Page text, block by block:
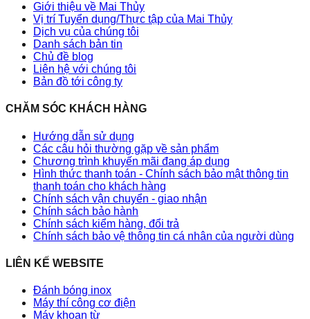
Giới thiệu về Mai Thủy
Vị trí Tuyển dụng/Thực tập của Mai Thủy
Dịch vụ của chúng tôi
Danh sách bản tin
Chủ đề blog
Liên hệ với chúng tôi
Bản đồ tới công ty
CHĂM SÓC KHÁCH HÀNG
Hướng dẫn sử dụng
Các câu hỏi thường gặp về sản phẩm
Chương trình khuyến mãi đang áp dụng
Hình thức thanh toán - Chính sách bảo mật thông tin
thanh toán cho khách hàng
Chính sách vận chuyển - giao nhận
Chính sách bảo hành
Chính sách kiểm hàng, đổi trả
Chính sách bảo vệ thông tin cá nhân của người dùng
LIÊN KẾ WEBSITE
Đánh bóng inox
Máy thí công cơ điện
Máy khoan từ